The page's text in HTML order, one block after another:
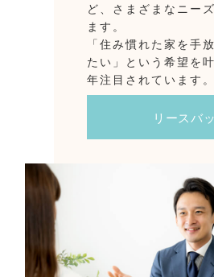
ど、さまざまなニー
ます。
「住み慣れた家を手
たい」という希望を
年注目されています。
リースバ